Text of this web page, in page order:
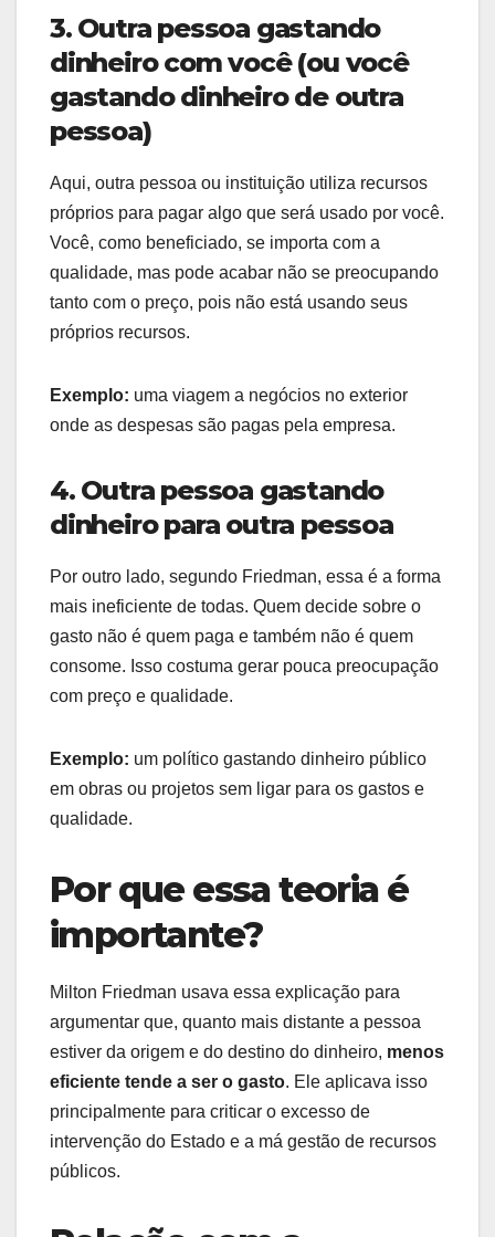
3. Outra pessoa gastando
dinheiro com você (ou você
gastando dinheiro de outra
pessoa)
Aqui, outra pessoa ou instituição utiliza recursos
próprios para pagar algo que será usado por você.
Você, como beneficiado, se importa com a
qualidade, mas pode acabar não se preocupando
tanto com o preço, pois não está usando seus
próprios recursos.
Exemplo: uma viagem a negócios no exterior
onde as despesas são pagas pela empresa.
4. Outra pessoa gastando
dinheiro para outra pessoa
Por outro lado, segundo Friedman, essa é a forma
mais ineficiente de todas. Quem decide sobre o
gasto não é quem paga e também não é quem
consome. Isso costuma gerar pouca preocupação
com preço e qualidade.
Exemplo: um político gastando dinheiro público
em obras ou projetos sem ligar para os gastos e
qualidade.
Por que essa teoria é
importante?
Milton Friedman usava essa explicação para
argumentar que, quanto mais distante a pessoa
estiver da origem e do destino do dinheiro, menos
eficiente tende a ser o gasto. Ele aplicava isso
principalmente para criticar o excesso de
intervenção do Estado e a má gestão de recursos
públicos.